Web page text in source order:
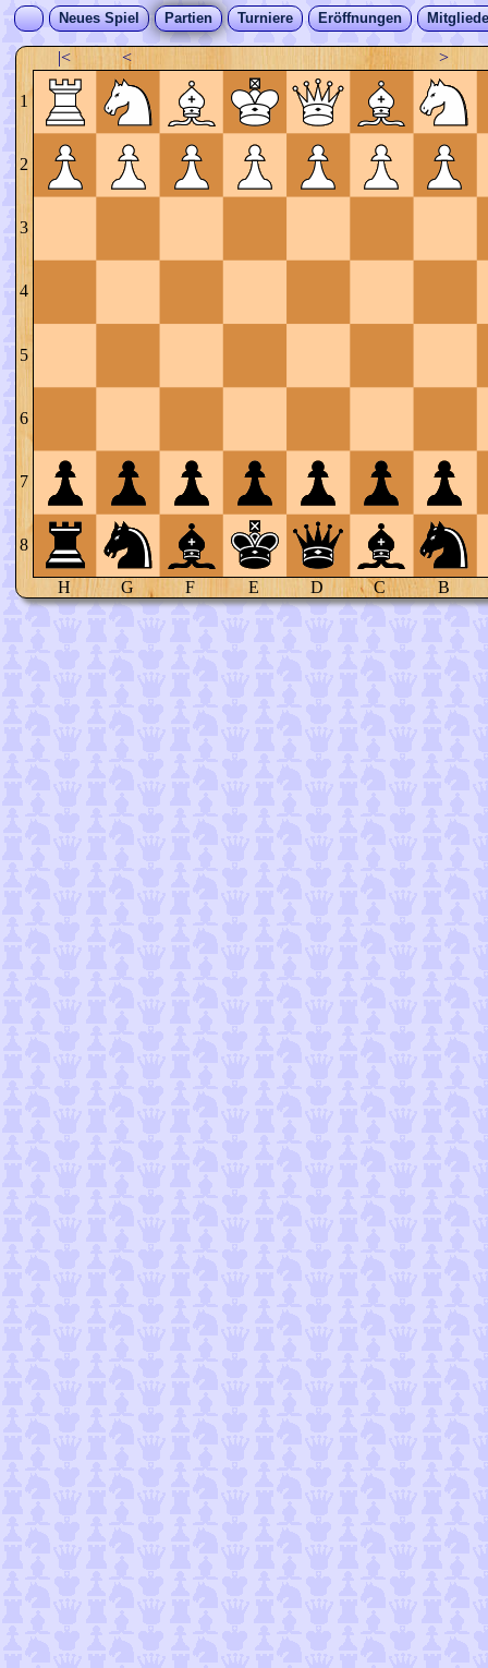
Neues Spiel Partien Turniere Eröffnungen
|< < >
1
2
3
4
5
6
7
8
H G F E D C B